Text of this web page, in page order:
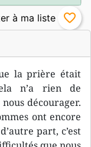
la prière était
n’a rien de
décourager.
ont encore
part, c’est
favorite_border